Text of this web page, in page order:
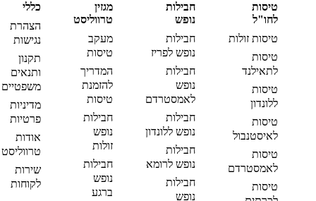
טיסות
לחו"ל
טיסות זולות
טיסות
לתאילנד
טיסות
ללונדון
טיסות
לאיסטנבול
טיסות
לאמסטרדם
טיסות
חבילות
נופש
חבילות
נופש לפריז
חבילות
נופש
לאמסטרדם
חבילות
נופש ללונדון
חבילות
נופש לרומא
חבילות
נופש
מגזין
טרווליסט
מעקב
טיסות
המדריך
להזמנת
טיסות
חבילות
נופש
זולות
חבילות
נופש
ברגע
כללי
הצהרת
נגישות
תקנון
ותנאים
משפטיים
מדיניות
פרטיות
אודות
טרווליסט
שירות
לקוחות